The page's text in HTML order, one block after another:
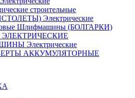
строительные
Электрические
Шлифмашины (БОЛГАРКИ)
Электрические
АККУМУЛЯТОРНЫЕ